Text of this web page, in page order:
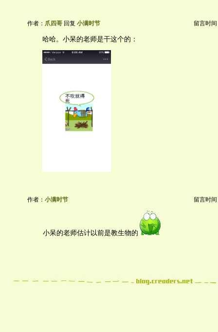
作者： 爪四哥 回复 小满时节 留言时间
哈哈。小呆的老师是干这个的：
作者： 小满时节 留言时间
小呆的老师估计以前是教生物的